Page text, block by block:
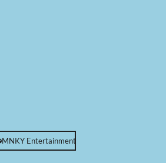
MNKY Entertainment